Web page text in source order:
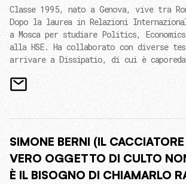
Classe 1995, nato a Genova, vive tra
Dopo la laurea in Relazioni
a Mosca per studiare Politics,
alla HSE. Ha collaborato con diverse
arrivare a Dissipatio, di cui è
SIMONE BERNI (IL
VERO OGGETTO DI CULTO
È IL BISOGNO DI CHIAMARLO